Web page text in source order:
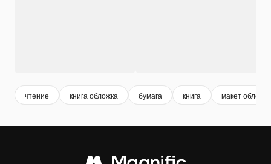
чтение книга обложка бумага книга макет обложки